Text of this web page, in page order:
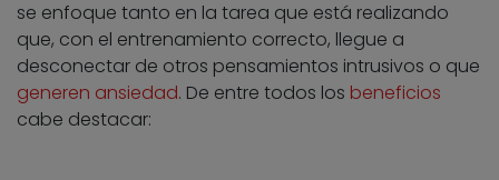
se enfoque tanto en la tarea que está realizando
que, con el entrenamiento correcto, llegue a
desconectar de otros pensamientos intrusivos o que
generen ansiedad. De entre todos los beneficios
cabe destacar: